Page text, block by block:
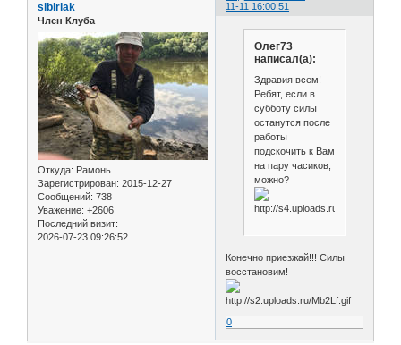
11-11 16:00:51
sibiriak
Член Клуба
Откуда: Рамонь
Зарегистрирован: 2015-12-27
Сообщений: 738
Уважение: +2606
Последний визит:
2026-07-23 09:26:52
Олег73
написал(а):
Здравия всем!
Ребят, если в
субботу силы
останутся после
работы
подскочить к Вам
на пару часиков,
можно?
Конечно приезжай!!! Силы
восстановим!
0